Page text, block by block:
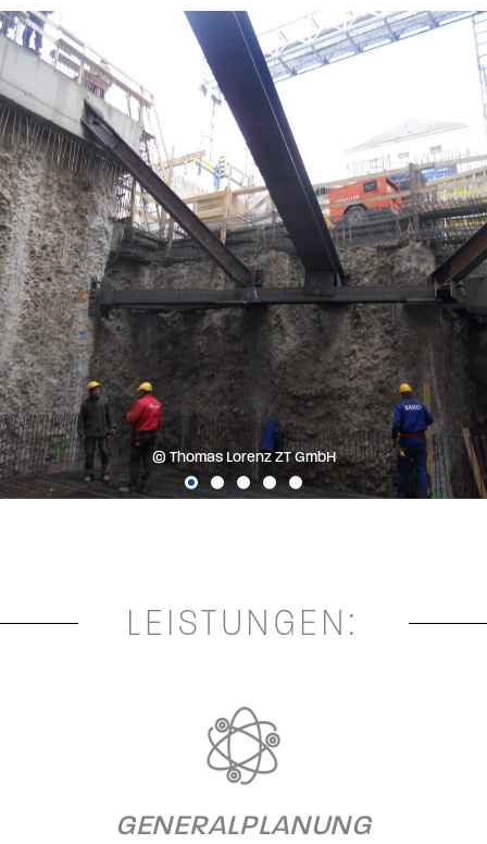
© Thomas Lorenz ZT GmbH
LEISTUNGEN:
GENERALPLANUNG